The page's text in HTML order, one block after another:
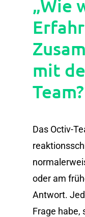
„Wie
mit
Das Octiv-
oder am
Antwort.
Frage habe,